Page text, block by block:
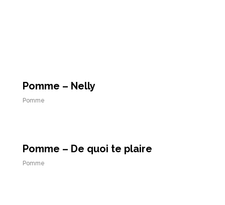
Pomme – Nelly
Pomme
Pomme – De quoi te plaire
Pomme